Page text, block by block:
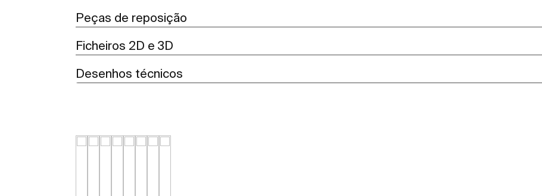
Peças de reposição
Ficheiros 2D e 3D
Desenhos técnicos